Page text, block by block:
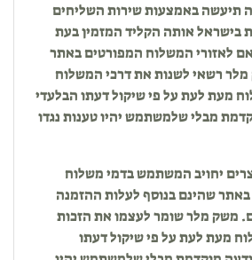
תיעשה באמצעות שירות השליחים
בישראל אותה הקליד המזמין בעת
לאזורי המשלוח המפורטים באתר
רשאי לשנות את דרכי המשלוח
מעת לעת על פי שיקול דעתו הבלעדי
מבלי שלמשתמש יהיו טענות נגדו
יחויב המשתמש בדמי משלוח
שהינם בנוסף לעלות ההזמנה
משק מלר שומר לעצמו את הזכות
מעת לעת על פי שיקול דעתו